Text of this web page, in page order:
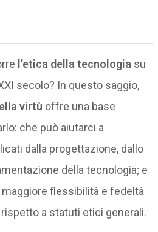
l’etica della tecnologia su
secolo? In questo saggio,
virtù offre una base
che può aiutarci a
dalla progettazione, dallo
della tecnologia; e
flessibilità e fedeltà
a statuti etici generali.